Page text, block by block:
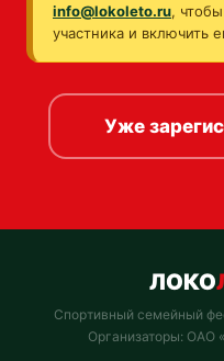
info@lokoleto.ru,
участника и включить
Уже
ЛОКО
Спортивный семейный
Организаторы: ОАО